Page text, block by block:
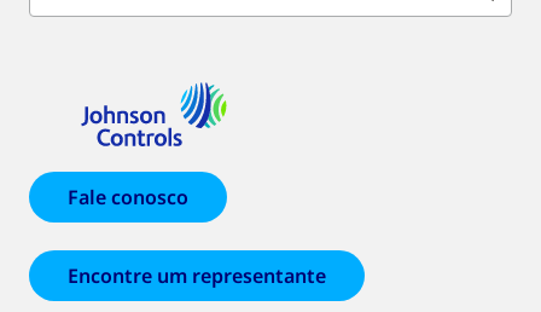
Fale conosco
Encontre um representante